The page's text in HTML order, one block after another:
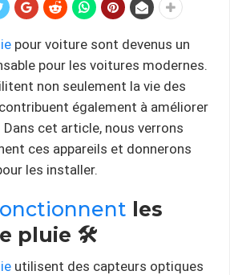
pour voiture sont devenus un
pour les voitures modernes.
non seulement la vie des
également à améliorer
cet article, nous verrons
ces appareils et donnerons
les installer.
les
pluie 🛠️
utilisent des capteurs optiques